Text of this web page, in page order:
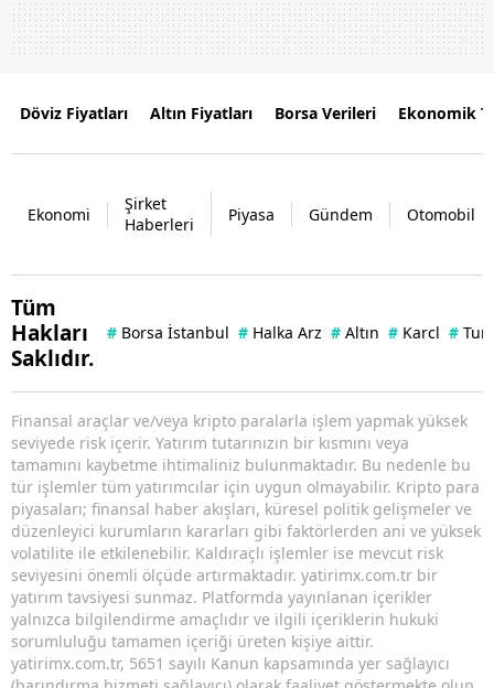
Döviz Fiyatları Altın Fiyatları Borsa Verileri Ekonomik
Ekonomi
Şirket
Haberleri
Piyasa Gündem Otomobil
Tüm
Hakları
Saklıdır.
# Borsa İstanbul # Halka Arz # Altın # Karcl #
Finansal araçlar ve/veya kripto paralarla işlem yapmak yüksek
seviyede risk içerir. Yatırım tutarınızın bir kısmını veya
tamamını kaybetme ihtimaliniz bulunmaktadır. Bu nedenle bu
tür işlemler tüm yatırımcılar için uygun olmayabilir. Kripto para
piyasaları; finansal haber akışları, küresel politik gelişmeler ve
düzenleyici kurumların kararları gibi faktörlerden ani ve yüksek
volatilite ile etkilenebilir. Kaldıraçlı işlemler ise mevcut risk
seviyesini önemli ölçüde artırmaktadır. yatirimx.com.tr bir
yatırım tavsiyesi sunmaz. Platformda yayınlanan içerikler
yalnızca bilgilendirme amaçlıdır ve ilgili içeriklerin hukuki
sorumluluğu tamamen içeriği üreten kişiye aittir.
yatirimx.com.tr, 5651 sayılı Kanun kapsamında yer sağlayıcı